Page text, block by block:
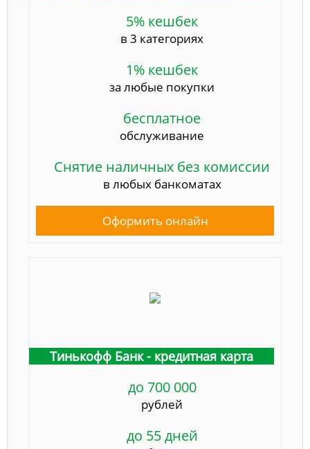
5% кешбек
в 3 категориях
1% кешбек
за любые покупки
бесплатное
обслуживание
Снятие наличных без комиссии
в любых банкоматах
Оформить онлайн
Тинькофф Банк - кредитная карта
до 700 000
рублей
до 55 дней